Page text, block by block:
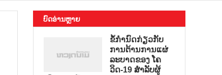
ບົດອ່ານຫຼາຍ
ຂໍ້ກຳນົດກ່ຽວກັບ
ການຕ້ານການແຜ່
ລະບາດຂອງ ໂຄ
ວິດ-19 ສຳລັບຜູ້